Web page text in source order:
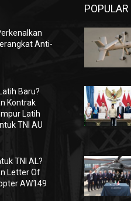
Anti-
Baru?
Kontrak
Latih
TNI AU
TNI AL?
Letter Of
AW149